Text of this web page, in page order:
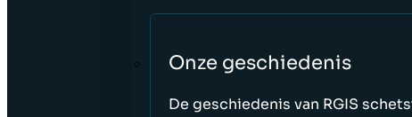
Onze geschiedenis
De geschiedenis van RGIS